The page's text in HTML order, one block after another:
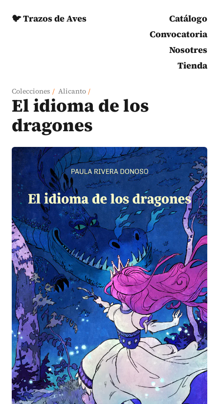
🐦 Trazos de Aves
Catálogo
Convocatoria
Nosotres
Tienda
Colecciones / Alicanto /
El idioma de los
dragones